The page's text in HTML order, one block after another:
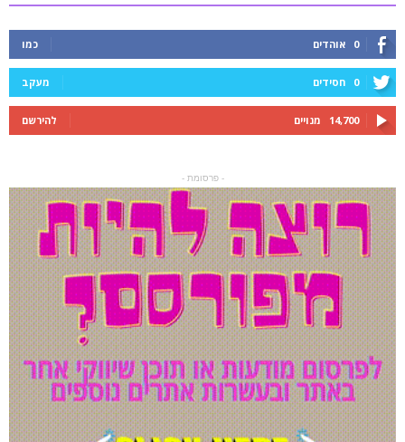
0 אוהדים כמו
0 חסידים מעקב
14,700 מנויים להירשם
- פרסומת -